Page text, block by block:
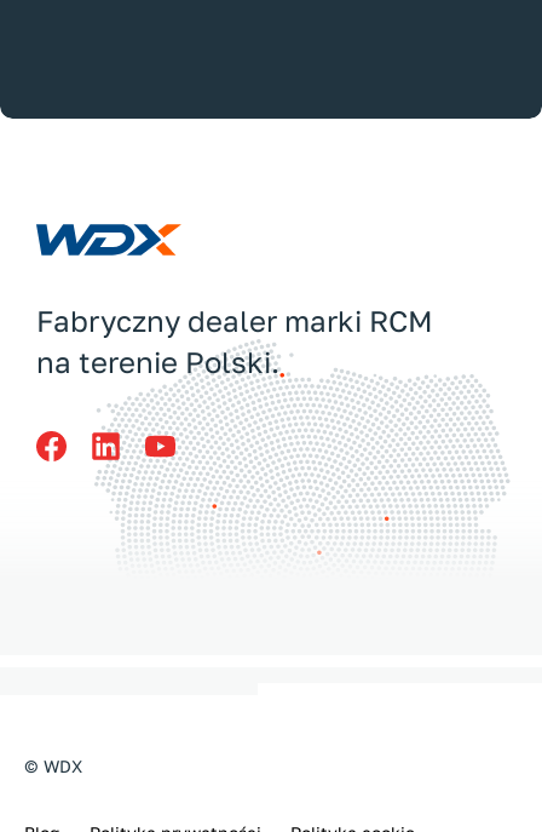
Fabryczny dealer marki RCM
na terenie Polski.
© WDX